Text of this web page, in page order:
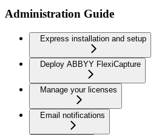
Administration Guide
Express installation and setup
Deploy ABBYY FlexiCapture
Manage your licenses
Email notifications